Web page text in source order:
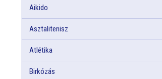
Aikido
Asztalitenisz
Atlétika
Birkózás